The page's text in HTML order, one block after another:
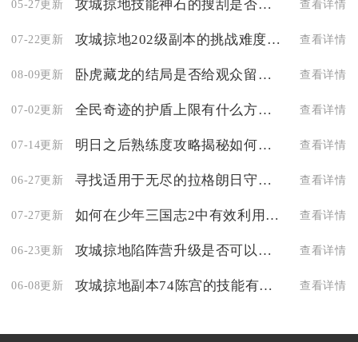
05-27更新 攻城掠地技能神石的搜刮是否容易 查看详情
07-22更新 攻城掠地202级副本的挑战难度有多大 查看详情
08-09更新 卧虎藏龙的结局是否给观众留下深思 查看详情
07-02更新 全民奇迹的护盾上限有什么方式可以增加 查看详情
07-14更新 明日之后熟练度攻略揭秘如何增加冒险经验值的获取 查看详情
06-27更新 寻找适用于无尽的拉格朗日守基地的飞机是怎样的过程 查看详情
07-27更新 如何在少年三国志2中有效利用曹操最强阵容 查看详情
06-23更新 攻城掠地陷阵营升级是否可以忽略 查看详情
06-08更新 攻城掠地副本74陈宫的技能有哪些 查看详情